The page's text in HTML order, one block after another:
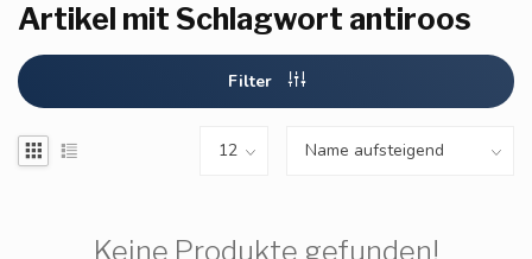
Artikel mit Schlagwort antiroos
Filter
Keine Produkte gefunden!